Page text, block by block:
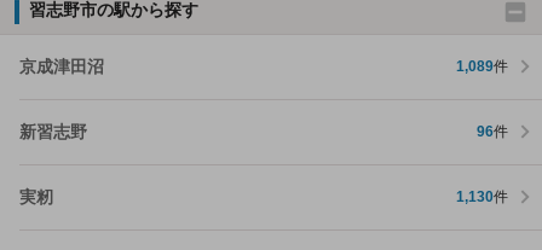
習志野市の駅から探す
京成津田沼 1,089件
新習志野 96件
実籾 1,130件